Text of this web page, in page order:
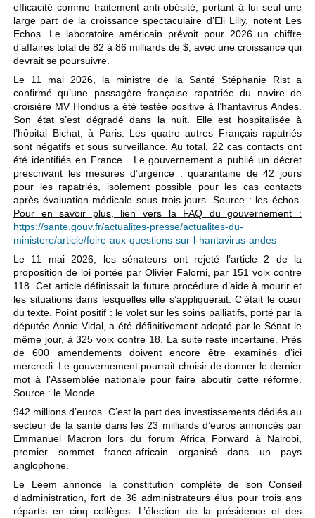
efficacité comme traitement anti-obésité, portant à lui seul une
large part de la croissance spectaculaire d’Eli Lilly, notent Les
Echos. Le laboratoire américain prévoit pour 2026 un chiffre
d’affaires total de 82 à 86 milliards de $, avec une croissance qui
devrait se poursuivre.
Le 11 mai 2026, la ministre de la Santé Stéphanie Rist a
confirmé qu’une passagère française rapatriée du navire de
croisière MV Hondius a été testée positive à l’hantavirus Andes.
Son état s’est dégradé dans la nuit. Elle est hospitalisée à
l’hôpital Bichat, à Paris. Les quatre autres Français rapatriés
sont négatifs et sous surveillance. Au total, 22 cas contacts ont
été identifiés en France. Le gouvernement a publié un décret
prescrivant les mesures d’urgence : quarantaine de 42 jours
pour les rapatriés, isolement possible pour les cas contacts
après évaluation médicale sous trois jours. Source : les échos.
Pour en savoir plus, lien vers la FAQ du gouvernement :
https://sante.gouv.fr/actualites-presse/actualites-du-
ministere/article/foire-aux-questions-sur-l-hantavirus-andes
Le 11 mai 2026, les sénateurs ont rejeté l’article 2 de la
proposition de loi portée par Olivier Falorni, par 151 voix contre
118. Cet article définissait la future procédure d’aide à mourir et
les situations dans lesquelles elle s’appliquerait. C’était le cœur
du texte. Point positif : le volet sur les soins palliatifs, porté par la
députée Annie Vidal, a été définitivement adopté par le Sénat le
même jour, à 325 voix contre 18. La suite reste incertaine. Près
de 600 amendements doivent encore être examinés d’ici
mercredi. Le gouvernement pourrait choisir de donner le dernier
mot à l’Assemblée nationale pour faire aboutir cette réforme.
Source : le Monde.
942 millions d’euros. C’est la part des investissements dédiés au
secteur de la santé dans les 23 milliards d’euros annoncés par
Emmanuel Macron lors du forum Africa Forward à Nairobi,
premier sommet franco-africain organisé dans un pays
anglophone.
Le Leem annonce la constitution complète de son Conseil
d’administration, fort de 36 administrateurs élus pour trois ans
répartis en cinq collèges. L’élection de la présidence et des